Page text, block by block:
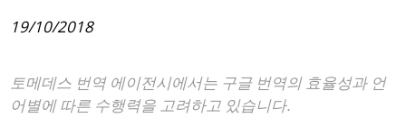
19/10/2018
토메데스 번역 에이전시에서는 구글 번역의 효율성과 언
어별에 따른 수행력을 고려하고 있습니다.